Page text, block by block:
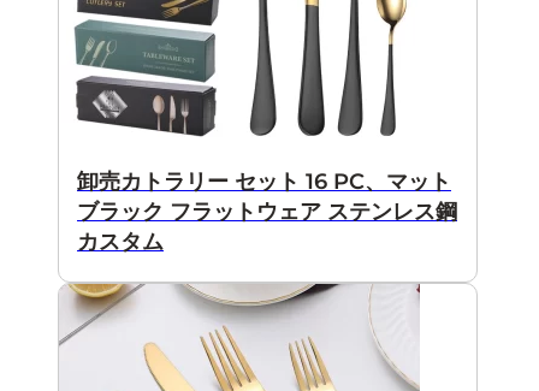
卸売カトラリー セット 16 PC、マット
ブラック フラットウェア ステンレス鋼
カスタム